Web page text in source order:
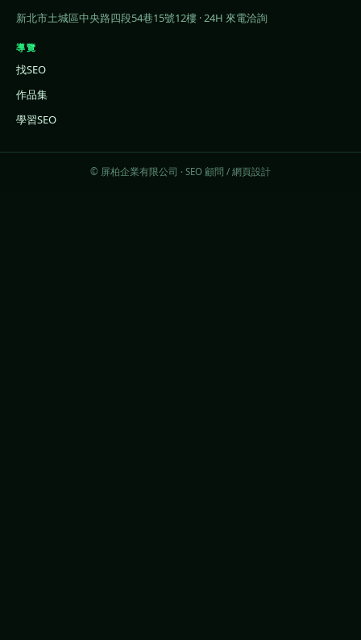
新北市土城區中央路四段54巷15號12樓 · 24H 來電洽詢
導覽
找SEO
作品集
學習SEO
© 屏柏企業有限公司 · SEO 顧問 / 網頁設計